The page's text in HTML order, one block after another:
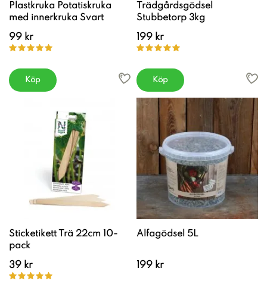
Plastkruka Potatiskruka
med innerkruka Svart
99 kr
Köp
Trädgårdsgödsel
Stubbetorp 3kg
199 kr
Köp
Sticketikett Trä 22cm 10-
pack
39 kr
Alfagödsel 5L
199 kr